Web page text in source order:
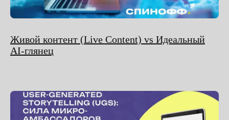
Живой контент (Live Content) vs Идеальный
AI-глянец